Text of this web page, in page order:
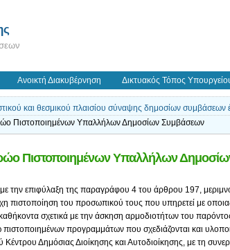
Ανοικτή Διακυβέρνηση Δικτυακός Τόπος
και θεσμικού πλαισίου σύναψης δημοσίων
Πιστοποιημένων Υπαλλήλων Δημοσίων Συμβάσεων
Πιστοποιημένων Υπαλλήλων
την επιφύλαξη της παραγράφου 4 του άρθρου 197,
πιστοποίηση του προσωπικού τους που υπηρετεί με
καθήκοντα σχετικά με την άσκηση αρμοδιοτήτων του
πιστοποιημένων προγραμμάτων που σχεδιάζονται και
Δημόσιας Διοίκησης και Αυτοδιοίκησης, με τη